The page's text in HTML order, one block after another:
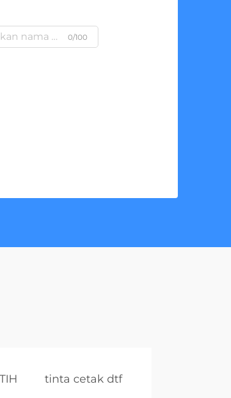
0/100
tinta cetak dtf